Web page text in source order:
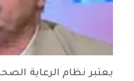
يعتبر نظام الرعاية